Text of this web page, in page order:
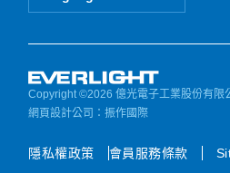
u
e
i
Copyright ©2026 億光電子工業股份有限
網頁設計公司 ：振作國際
隱私權政策 會員服務條款